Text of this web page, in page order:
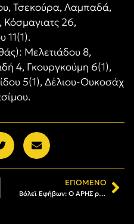
Τσεκούρα, Λαμπαδά,
Κόσμαγιατς 26,
11(1).
Μελετιάδου 8,
4, Γκουργκούμη 6(1),
5(1), Δέλιου-Ουκοσάχ
ΕΠΌΜΕΝΟ
Βόλεϊ Εφήβων: O ΑΡΗΣ ρίχνεται στη μάχη του Final-4 κόντρα στην Ελπίδα